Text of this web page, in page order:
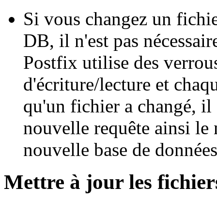
Si vous changez un
DB, il n'est pas
Postfix utilise des
d'écriture/lecture et
qu'un fichier a changé, il
nouvelle requête ainsi le
nouvelle base de
Mettre à jour les